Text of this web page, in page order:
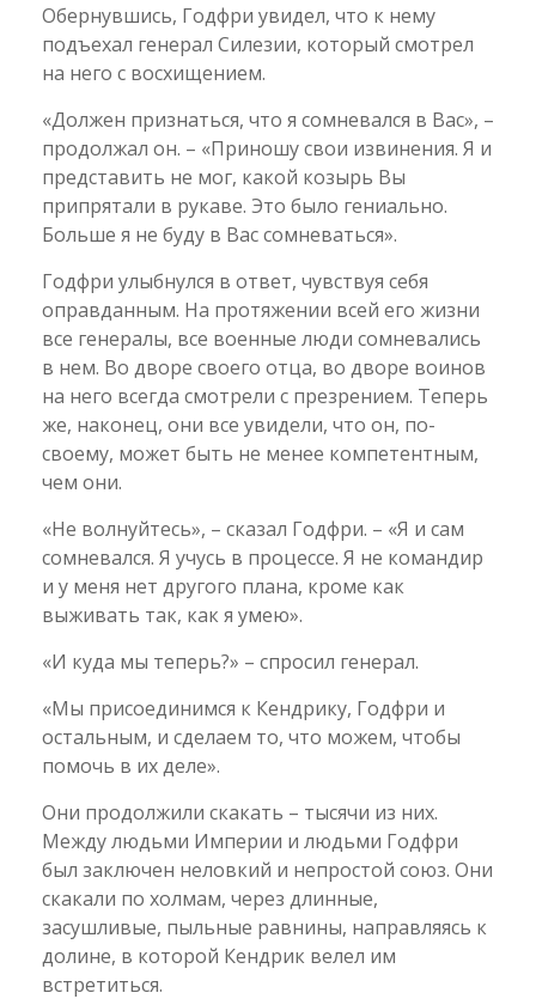
Обернувшись, Годфри увидел, что к нему
подъехал генерал Силезии, который смотрел
на него с восхищением.
«Должен признаться, что я сомневался в Вас», –
продолжал он. – «Приношу свои извинения. Я и
представить не мог, какой козырь Вы
припрятали в рукаве. Это было гениально.
Больше я не буду в Вас сомневаться».
Годфри улыбнулся в ответ, чувствуя себя
оправданным. На протяжении всей его жизни
все генералы, все военные люди сомневались
в нем. Во дворе своего отца, во дворе воинов
на него всегда смотрели с презрением. Теперь
же, наконец, они все увидели, что он, по-
своему, может быть не менее компетентным,
чем они.
«Не волнуйтесь», – сказал Годфри. – «Я и сам
сомневался. Я учусь в процессе. Я не командир
и у меня нет другого плана, кроме как
выживать так, как я умею».
«И куда мы теперь?» – спросил генерал.
«Мы присоединимся к Кендрику, Годфри и
остальным, и сделаем то, что можем, чтобы
помочь в их деле».
Они продолжили скакать – тысячи из них.
Между людьми Империи и людьми Годфри
был заключен неловкий и непростой союз. Они
скакали по холмам, через длинные,
засушливые, пыльные равнины, направляясь к
долине, в которой Кендрик велел им
встретиться.